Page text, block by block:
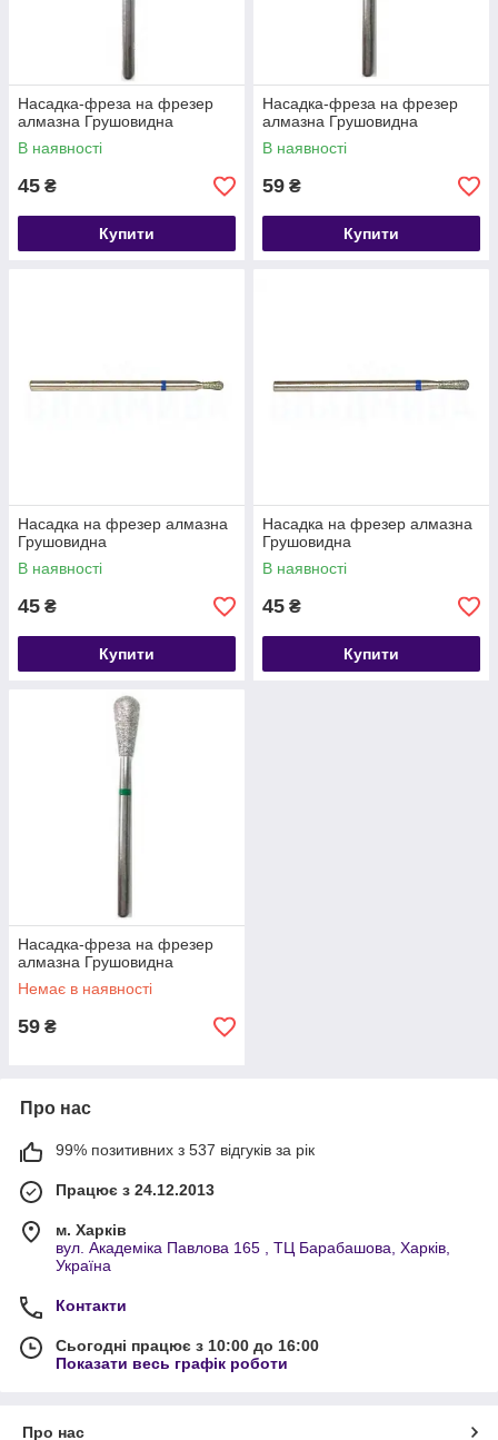
Насадка-фреза на фрезер
алмазна Грушовидна
В наявності
45 ₴
Купити
Насадка-фреза на фрезер
алмазна Грушовидна
В наявності
59 ₴
Купити
Насадка на фрезер алмазна
Грушовидна
В наявності
45 ₴
Купити
Насадка на фрезер алмазна
Грушовидна
В наявності
45 ₴
Купити
Насадка-фреза на фрезер
алмазна Грушовидна
Немає в наявності
59 ₴
Про нас
99% позитивних з 537 відгуків за рік
Працює з 24.12.2013
м. Харків
вул. Академіка Павлова 165 , ТЦ Барабашова, Харків,
Україна
Контакти
Сьогодні працює з 10:00 до 16:00
Показати весь графік роботи
Про нас